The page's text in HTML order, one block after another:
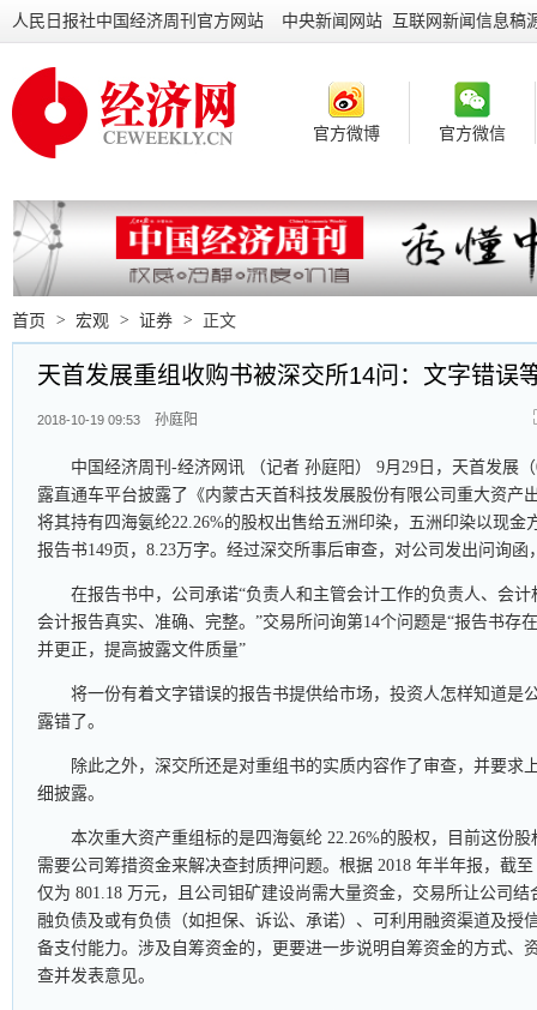
人民日报社中国经济周刊官方网站 中央新闻网站 互联网新闻信息稿
官方微博 官方微信
首页 > 宏观 > 证券 > 正文
天首发展重组收购书被深交所14问：文字错误
2018-10-19 09:53 孙庭阳
中国经济周刊-经济网讯 （记者 孙庭阳） 9月29日，天首发展
露直通车平台披露了《内蒙古天首科技发展股份有限公司重大资产
将其持有四海氨纶22.26%的股权出售给五洲印染，五洲印染以现金
报告书149页，8.23万字。经过深交所事后审查，对公司发出问询
在报告书中，公司承诺“负责人和主管会计工作的负责人、会
会计报告真实、准确、完整。”交易所问询第14个问题是“报告书存
并更正，提高披露文件质量”
将一份有着文字错误的报告书提供给市场，投资人怎样知道是
露错了。
除此之外，深交所还是对重组书的实质内容作了审查，并要求
细披露。
本次重大资产重组标的是四海氨纶 22.26%的股权，目前这份
需要公司筹措资金来解决查封质押问题。根据 2018 年半年报，截
仅为 801.18 万元，且公司钼矿建设尚需大量资金，交易所让公司
融负债及或有负债（如担保、诉讼、承诺）、可利用融资渠道及授
备支付能力。涉及自筹资金的，更要进一步说明自筹资金的方式、
查并发表意见。